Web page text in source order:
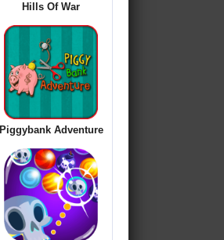
Hills Of War
Piggybank Adventure